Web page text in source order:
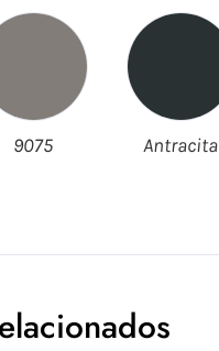
9075 Antracita